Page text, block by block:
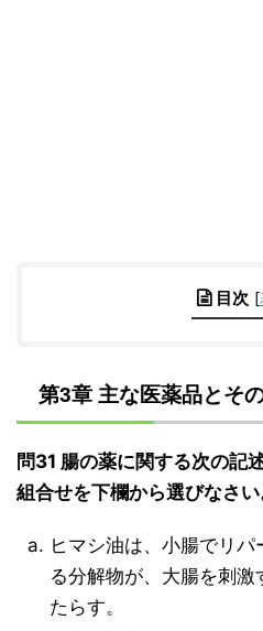
目次 [
第3章 主な医薬品とそ
問31 腸の薬に関する次の記
組合せを下欄から選びなさい
ヒマシ油は、小腸でリ
る分解物が、大腸を刺
たらす。